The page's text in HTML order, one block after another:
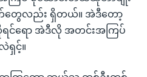
တွေလည်း ရှိတယ်။ အဲဒီတော့
ရော အဲဒီလို အတင်းအကြပ်
ရှင့်။